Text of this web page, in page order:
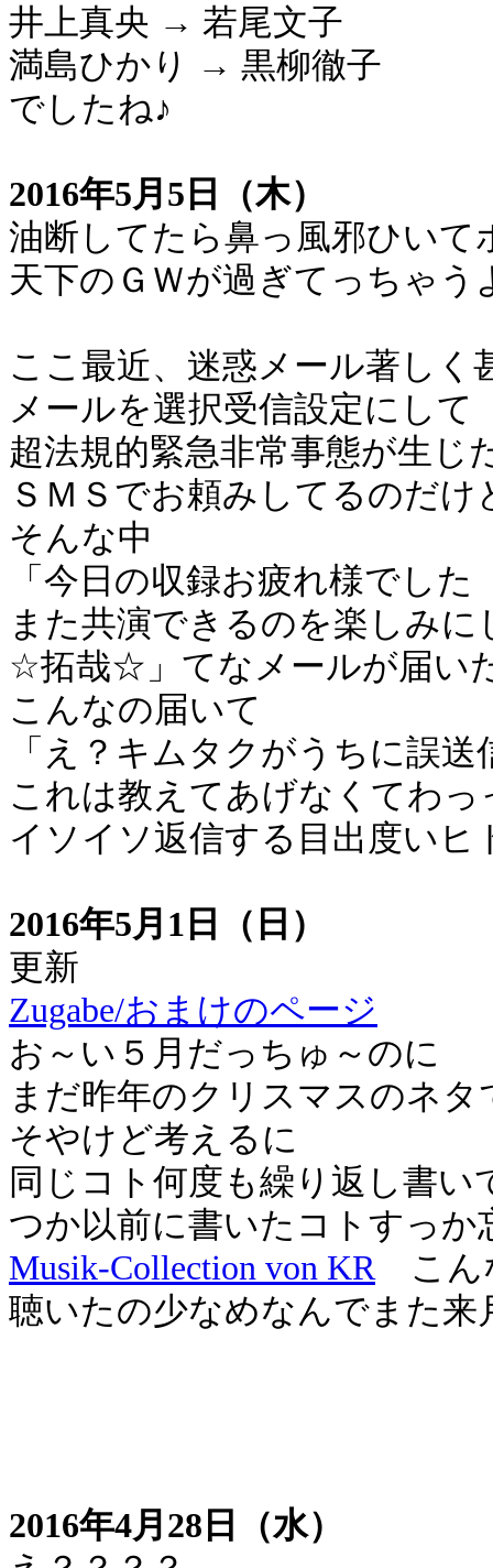
井上真央 → 若尾文子
満島ひかり → 黒柳徹子
でしたね♪
2016年5月5日（木）
油断してたら鼻っ風邪ひいて
天下のＧＷが過ぎてっちゃう
ここ最近、迷惑メール著しく
メールを選択受信設定にして
超法規的緊急非常事態が生じ
ＳＭＳでお頼みしてるのだけ
そんな中
「今日の収録お疲れ様でした
また共演できるのを楽しみに
☆拓哉☆」てなメールが届い
こんなの届いて
「え？キムタクがうちに誤送
これは教えてあげなくてわっ
イソイソ返信する目出度い
2016年5月1日（日）
更新
Zugabe/おまけのページ
お～い５月だっちゅ～のに
まだ昨年のクリスマスのネ
そやけど考えるに
同じコト何度も繰り返し書
つか以前に書いたコトすっか
Musik-Collection von KRこん
聴いたの少なめなんでまた来
2016年4月28日（水）